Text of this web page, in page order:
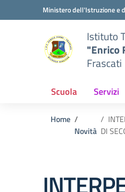
Vai ai contenuti
Vai al menu di navigazione
Ministero dell'Istruzione e
Istituto
"Enrico
Frascati
Scuola Servizi
Home
Novità DI